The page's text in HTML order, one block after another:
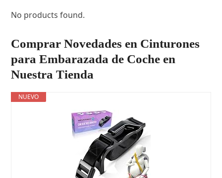
No products found.
Comprar Novedades en Cinturones
para Embarazada de Coche en
Nuestra Tienda
NUEVO